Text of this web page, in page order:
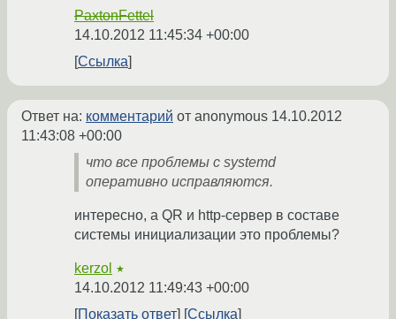
PaxtonFettel
14.10.2012 11:45:34 +00:00
Ссылка
Ответ на: комментарий от anonymous 14.10.2012
11:43:08 +00:00
что все проблемы с systemd
оперативно исправляются.
интересно, а QR и http-сервер в составе
системы инициализации это проблемы?
kerzol ★
14.10.2012 11:49:43 +00:00
Показать ответ
Ссылка